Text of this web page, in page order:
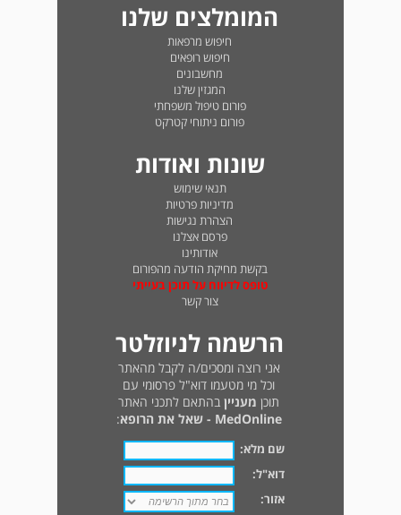
המומלצים שלנו
חיפוש מרפאות
חיפוש רופאים
מחשבונים
המגזין שלנו
פורום טיפול משפחתי
פורום ניתוחי קטרקט
שונות ואודות
תנאי שימוש
מדיניות פרטיות
הצהרת נגישות
פרסם אצלנו
אודותינו
בקשת מחיקת הודעה מהפורום
טופס לדיווח על תוכן בעייתי
צור קשר
הרשמה לניוזלטר
אני רוצה ומסכים/ה לקבל מהאתר
וכל מי מטעמו דוא"ל פרסומי עם
תוכן מעניין בהתאם לתכני האתר
MedOnline - שאל את הרופא
:
שם מלא:
דוא"ל:
אזור: